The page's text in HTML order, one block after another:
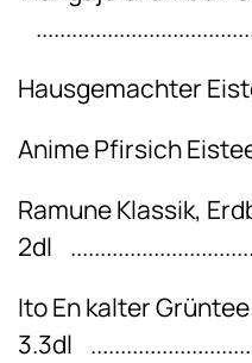
Hausgemachter
Anime Pfirsich
Ramune Klassik,
2dl
Ito En kalter
3.3dl